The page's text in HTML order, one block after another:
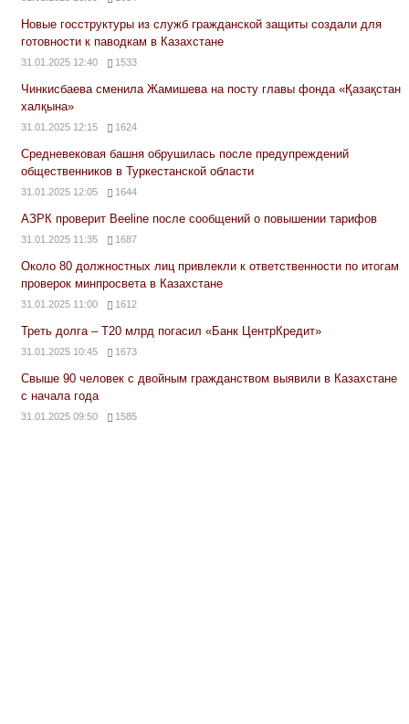
Новые госструктуры из служб гражданской защиты создали для
готовности к паводкам в Казахстане
31.01.2025 12:40 1533
Чинкисбаева сменила Жамишева на посту главы фонда «Қазақстан
халқына»
31.01.2025 12:15 1624
Средневековая башня обрушилась после предупреждений
общественников в Туркестанской области
31.01.2025 12:05 1644
АЗРК проверит Beeline после сообщений о повышении тарифов
31.01.2025 11:35 1687
Около 80 должностных лиц привлекли к ответственности по итогам
проверок минпросвета в Казахстане
31.01.2025 11:00 1612
Треть долга – Т20 млрд погасил «Банк ЦентрКредит»
31.01.2025 10:45 1673
Свыше 90 человек с двойным гражданством выявили в Казахстане
с начала года
31.01.2025 09:50 1585